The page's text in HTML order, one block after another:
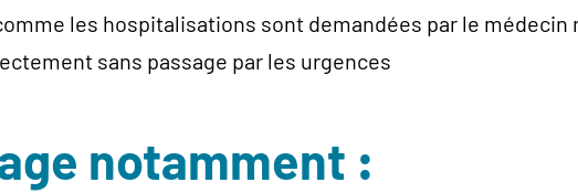
les hospitalisations sont demandées par le médecin
sans passage par les urgences
notamment :